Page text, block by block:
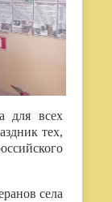
для всех
тех,
села